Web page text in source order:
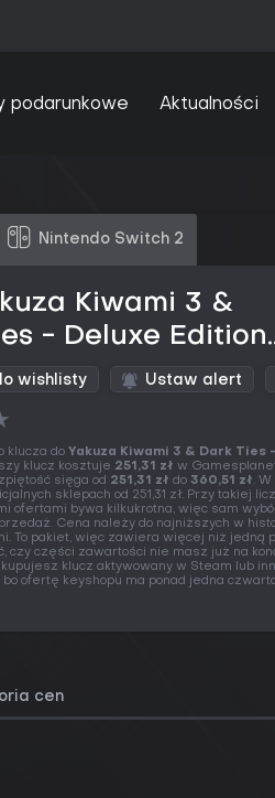
podarunkowe Aktualności
Nintendo Switch 2
Kiwami 3 &
- Deluxe Edition
wishlisty Ustaw alert
klucza do Yakuza Kiwami 3 & Dark Ties
klucz kosztuje 251,31 zł w Gamesplanet
sięga od 251,31 zł do 360,51 zł.
sklepach od 251,31 zł. Przy takiej
ofertami bywa kilkukrotna, więc sam
Cena należy do najniższych w
To pakiet, więc zawiera więcej niż jedną
czy części zawartości nie masz już na
kupujesz klucz aktywowany w Steam lub
ofertę keyshopu ma ponad jedna
cen